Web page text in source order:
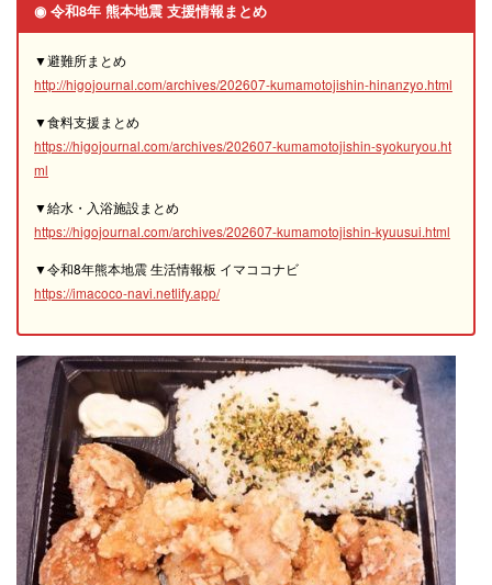
◉ 令和8年 熊本地震 支援情報まとめ
▼避難所まとめ
http://higojournal.com/archives/202607-kumamotojishin-hinanzyo.html
▼食料支援まとめ
https://higojournal.com/archives/202607-kumamotojishin-syokuryou.ht
ml
▼給水・入浴施設まとめ
https://higojournal.com/archives/202607-kumamotojishin-kyuusui.html
▼令和8年熊本地震 生活情報板 イマココナビ
https://imacoco-navi.netlify.app/